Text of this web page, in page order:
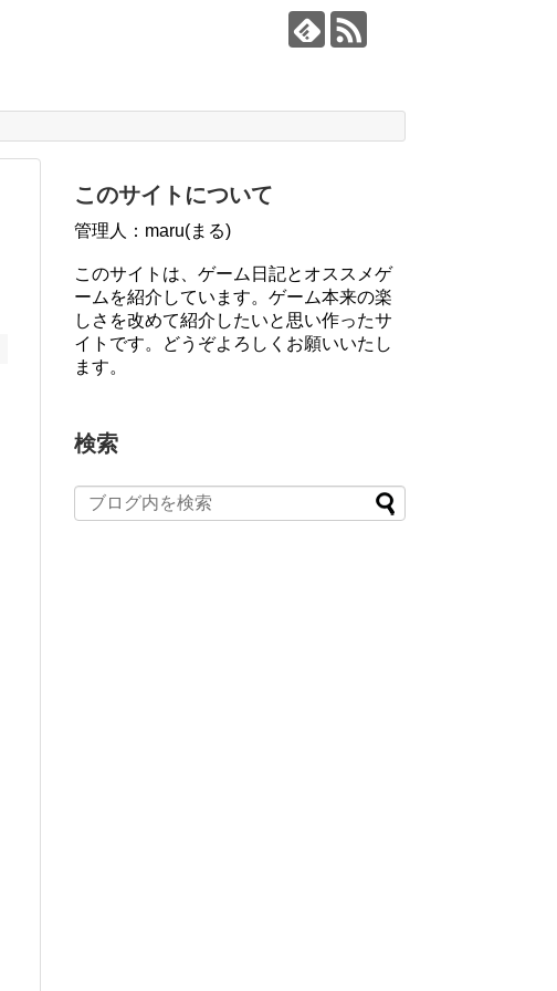
このサイトについて
管理人：maru(まる)
このサイトは、ゲーム日記とオススメゲ
ームを紹介しています。ゲーム本来の楽
しさを改めて紹介したいと思い作ったサ
イトです。どうぞよろしくお願いいたし
ます。
検索